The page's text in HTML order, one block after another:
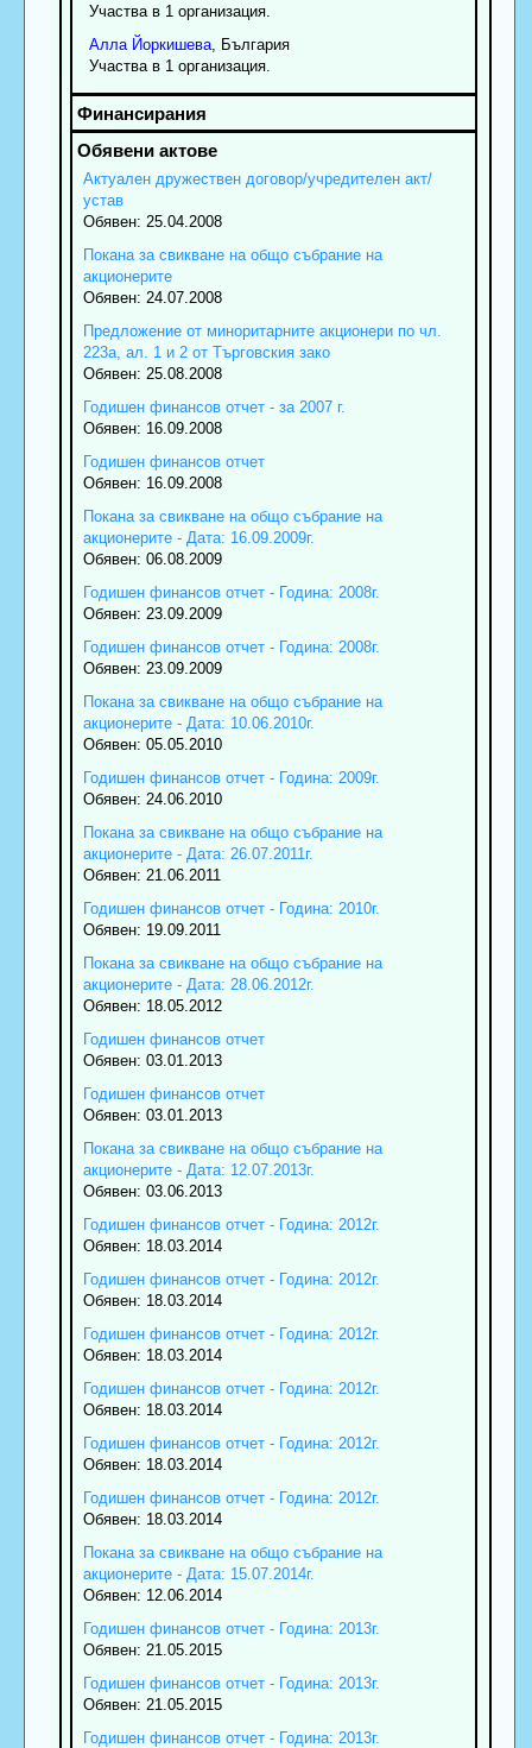
Участва в 1 организация.
Алла Йоркишева, България
Участва в 1 организация.
Актуален дружествен договор/учредителен акт/
устав
Обявен: 25.04.2008
Покана за свикване на общо събрание на
акционерите
Обявен: 24.07.2008
Предложение от миноритарните акционери по чл.
223а, ал. 1 и 2 от Търговския зако
Обявен: 25.08.2008
Годишен финансов отчет - за 2007 г.
Обявен: 16.09.2008
Годишен финансов отчет
Обявен: 16.09.2008
Покана за свикване на общо събрание на
акционерите - Дата: 16.09.2009г.
Обявен: 06.08.2009
Годишен финансов отчет - Година: 2008г.
Обявен: 23.09.2009
Годишен финансов отчет - Година: 2008г.
Обявен: 23.09.2009
Покана за свикване на общо събрание на
акционерите - Дата: 10.06.2010г.
Обявен: 05.05.2010
Годишен финансов отчет - Година: 2009г.
Обявен: 24.06.2010
Покана за свикване на общо събрание на
акционерите - Дата: 26.07.2011г.
Обявен: 21.06.2011
Годишен финансов отчет - Година: 2010г.
Обявен: 19.09.2011
Покана за свикване на общо събрание на
акционерите - Дата: 28.06.2012г.
Обявен: 18.05.2012
Годишен финансов отчет
Обявен: 03.01.2013
Годишен финансов отчет
Обявен: 03.01.2013
Покана за свикване на общо събрание на
акционерите - Дата: 12.07.2013г.
Обявен: 03.06.2013
Годишен финансов отчет - Година: 2012г.
Обявен: 18.03.2014
Годишен финансов отчет - Година: 2012г.
Обявен: 18.03.2014
Годишен финансов отчет - Година: 2012г.
Обявен: 18.03.2014
Годишен финансов отчет - Година: 2012г.
Обявен: 18.03.2014
Годишен финансов отчет - Година: 2012г.
Обявен: 18.03.2014
Годишен финансов отчет - Година: 2012г.
Обявен: 18.03.2014
Покана за свикване на общо събрание на
акционерите - Дата: 15.07.2014г.
Обявен: 12.06.2014
Годишен финансов отчет - Година: 2013г.
Обявен: 21.05.2015
Годишен финансов отчет - Година: 2013г.
Обявен: 21.05.2015
Годишен финансов отчет - Година: 2013г.